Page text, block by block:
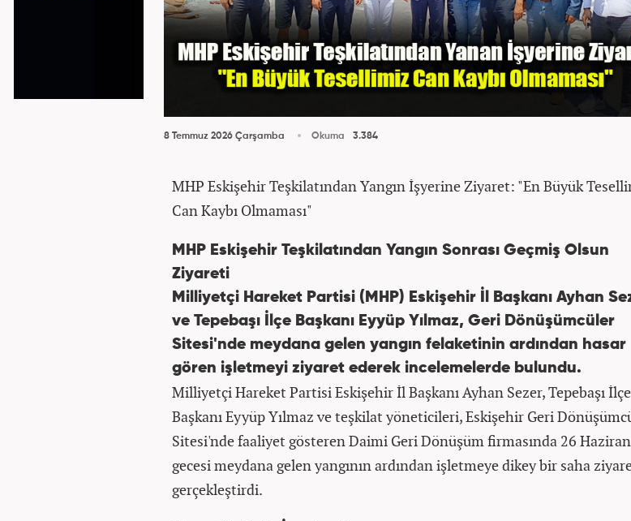
8 Temmuz 2026 Çarşamba Okuma 3.384
MHP Eskişehir Teşkilatından Yangın İşyerine Ziyaret: "En Büyük
Can Kaybı Olmaması"
MHP Eskişehir Teşkilatından Yangın Sonrası Geçmiş Olsun
Ziyareti
Milliyetçi Hareket Partisi (MHP) Eskişehir İl Başkanı Ayhan
ve Tepebaşı İlçe Başkanı Eyyüp Yılmaz, Geri Dönüşümcüler
Sitesi'nde meydana gelen yangın felaketinin ardından hasar
gören işletmeyi ziyaret ederek incelemelerde bulundu.
Milliyetçi Hareket Partisi Eskişehir İl Başkanı Ayhan Sezer, Tepebaşı İlçe
Başkanı Eyyüp Yılmaz ve teşkilat yöneticileri, Eskişehir Geri
Sitesi'nde faaliyet gösteren Daimi Geri Dönüşüm firmasında 26 Haziran
gecesi meydana gelen yangının ardından işletmeye dikey bir saha
gerçekleştirdi.